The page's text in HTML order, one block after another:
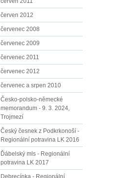
červen 2012
červenec 2008
červenec 2009
červenec 2011
červenec 2012
červenec a srpen 2010
Česko-polsko-německé
memorandum - 9. 3. 2024,
Trojmezí
Český česnek z Podkrkonoší -
Regionální potravina LK 2016
Ďábelský mls - Regionální
potravina LK 2017
Debrecínka - Regionální